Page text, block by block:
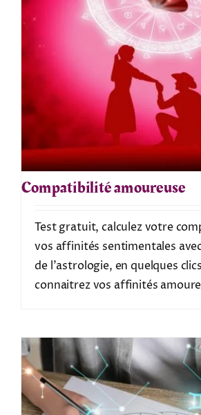
Compatibilité amoureuse
Test gratuit, calculez votre
vos affinités sentimentales
de l'astrologie, en quelques
connaitrez vos affinités